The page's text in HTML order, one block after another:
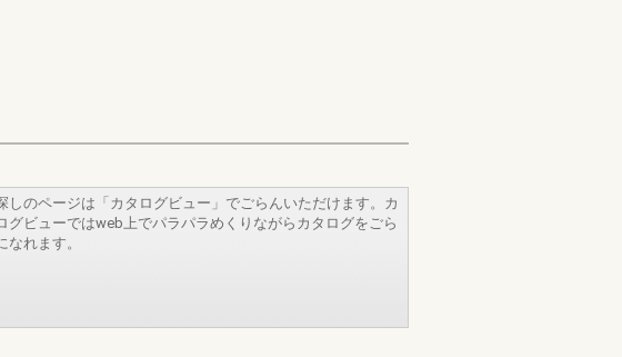
しのページは「カタログビュー」でごらんいただけます。カ
グビューではweb上でパラパラめくりながらカタログをごら
なれます。